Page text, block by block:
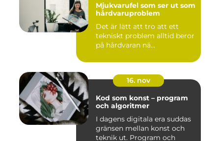
Mjukvarufel som ser ut som
hårdvaruproblem
Det är lätt att tro att ett
tekniskt problem alltid beror
på hårdvaran nä...
16. nov
Kod som konst – program
och algoritmer
I dagens digitala era suddas
gränsen mellan konst och
teknik ut. Program och